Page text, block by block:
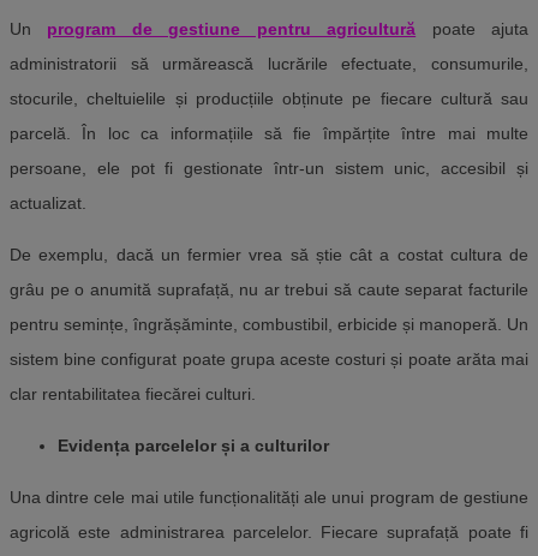
Un program de gestiune pentru agricultură poate ajuta
administratorii să urmărească lucrările efectuate, consumurile,
stocurile, cheltuielile și producțiile obținute pe fiecare cultură sau
parcelă. În loc ca informațiile să fie împărțite între mai multe
persoane, ele pot fi gestionate într-un sistem unic, accesibil și
actualizat.
De exemplu, dacă un fermier vrea să știe cât a costat cultura de
grâu pe o anumită suprafață, nu ar trebui să caute separat facturile
pentru semințe, îngrășăminte, combustibil, erbicide și manoperă. Un
sistem bine configurat poate grupa aceste costuri și poate arăta mai
clar rentabilitatea fiecărei culturi.
Evidența parcelelor și a culturilor
Una dintre cele mai utile funcționalități ale unui program de gestiune
agricolă este administrarea parcelelor. Fiecare suprafață poate fi